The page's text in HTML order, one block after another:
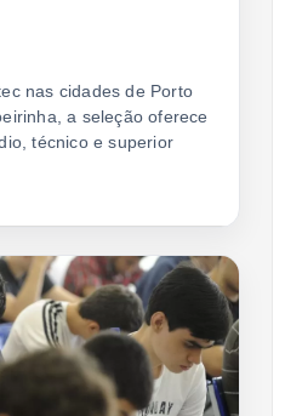
nas cidades de Porto
a seleção oferece
técnico e superior